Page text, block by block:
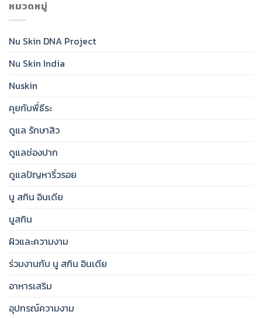
Glowing
Step
หมวดหมู่
Nu Skin DNA Project
Nu Skin India
Nuskin
คุยกับพี่ธีระ
ดูแล รักษาสิว
ดูแลช่องปาก
ดูแลปัญหาริ้วรอย
นู สกิน อินเดีย
นูสกิน
ผิวและความงาม
ร่วมงานกับ นู สกิน อินเดีย
อาหารเสริม
อุปกรณ์ความงาม